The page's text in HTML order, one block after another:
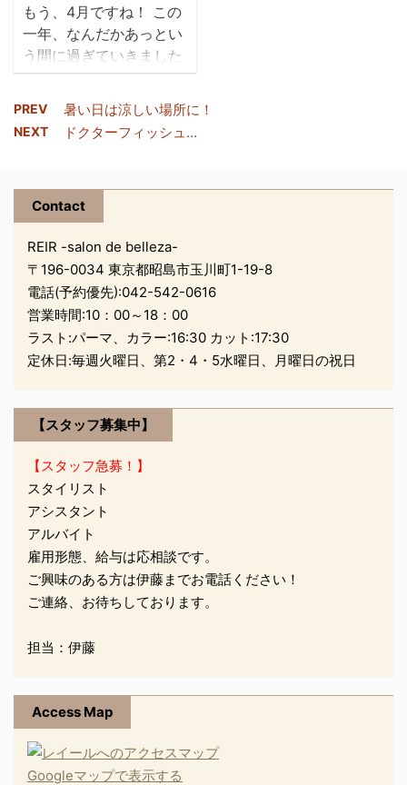
tomomi
ito
を入れることで 毛髪や
もう、4月ですね！ この
一年、なんだかあっとい
う間に過ぎていきました
ね。。 もう少し我慢が必
要になりそうですね。。
4月より料金の改正をさ
せていただきました。 通
marbb（マーブ）を使用
させていただいて 技術料
いただく事になりまし
た。 青梅線沿線でも導入
してるお店は少ないです
ね 昭島市では、REIRの
みmarbbを扱ってるよう
です。 まだまだ都内に比
いですが… REIRでは、い
つでも体感できます
(*^^)v ご来店 ...
PREV 暑い日は涼しい場所に！
NEXT ドクターフィッシュ…
Contact
REIR -salon de belleza-
〒196-0034 東京都昭島市玉川町1-19-8
電話(予約優先):042-542-0616
営業時間:10：00～18：00
ラスト:パーマ、カラー:16:30 カット:17:30
定休日:毎週火曜日、第2・4・5水曜日、月曜日の祝日
【スタッフ募集中】
【スタッフ急募！】
スタイリスト
アシスタント
アルバイト
雇用形態、給与は応相談です。
ご興味のある方は伊藤までお電話ください！
ご連絡、お待ちしております。
担当：伊藤
Access Map
Googleマップで表示する